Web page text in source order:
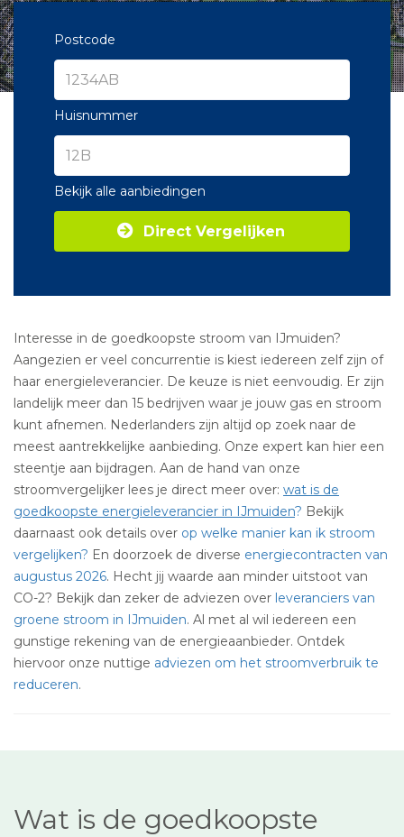
Postcode
Huisnummer
Bekijk alle aanbiedingen
Direct Vergelijken
Interesse in de goedkoopste stroom van IJmuiden?
Aangezien er veel concurrentie is kiest iedereen zelf zijn of
haar energieleverancier. De keuze is niet eenvoudig. Er zijn
landelijk meer dan 15 bedrijven waar je jouw gas en stroom
kunt afnemen. Nederlanders zijn altijd op zoek naar de
meest aantrekkelijke aanbieding. Onze expert kan hier een
steentje aan bijdragen. Aan de hand van onze
stroomvergelijker lees je direct meer over: wat is de
goedkoopste energieleverancier in IJmuiden? Bekijk
daarnaast ook details over op welke manier kan ik stroom
vergelijken? En doorzoek de diverse energiecontracten van
augustus 2026. Hecht jij waarde aan minder uitstoot van
CO-2? Bekijk dan zeker de adviezen over leveranciers van
groene stroom in IJmuiden. Al met al wil iedereen een
gunstige rekening van de energieaanbieder. Ontdek
hiervoor onze nuttige adviezen om het stroomverbruik te
reduceren.
Wat is de goedkoopste